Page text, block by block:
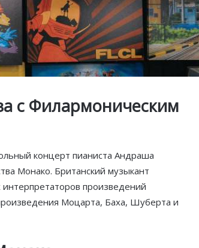
с Филармоническим
концерт пианиста Андраша
Монако. Британский музыкант
произведений
Моцарта, Баха, Шуберта и